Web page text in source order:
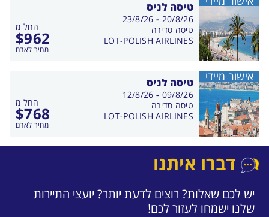
טיסה לניס
החל מ
$962
מחיר לאדם
בין
התאריכים,
20/8/26
-
23/8/26
טיסה סדירה
LOT-POLISH AIRLINES
טיסה לניס
החל מ
$768
מחיר לאדם
בין
התאריכים,
09/8/26
-
12/8/26
טיסה סדירה
LOT-POLISH AIRLINES
אישור מיידי
דברו איתנו
יש לכם שאלות? רוצים לדעת יותר? יועצי התיירות
שלנו ישמחו לעזור לכם!